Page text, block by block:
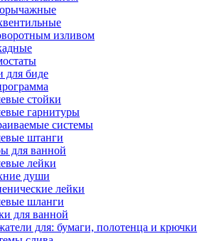
изливом
для биде
стойки
гарнитуры
системы
штанги
для ванной
лейки
души
лейки
шланги
для ванной
для: бумаги, полотенца и крючки